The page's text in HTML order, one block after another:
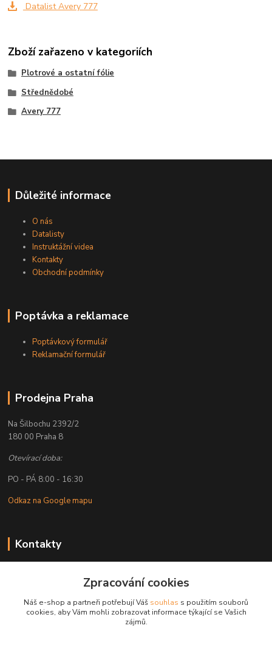
Datalist Avery 777
Zboží zařazeno v kategoriích
Plotrové a ostatní fólie
Střednědobé
Avery 777
Důležité informace
O nás
Datalisty
Instruktážní videa
Kontakty
Obchodní podmínky
Poptávka a reklamace
Poptávkový formulář
Reklamační formulář
Prodejna Praha
Na Šilbochu 2392/2
180 00 Praha 8
Otevírací doba:
PO - PÁ 8:00 - 16:30
Odkaz na Google mapu
Kontakty
+ 420 608 777 028
obchod@golemreklama.cz
Zpracování cookies
Náš e-shop a partneři potřebují Váš souhlas s použitím souborů
cookies, aby Vám mohli zobrazovat informace týkající se Vašich
zájmů.